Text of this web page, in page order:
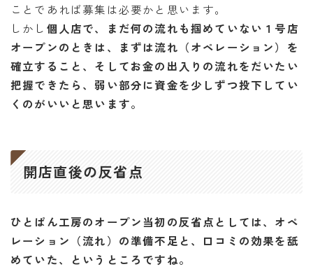
ことであれば募集は必要かと思います。
しかし 個人店で、まだ何の流れも掴めていない１号店
オープンのときは、まずは流れ（オペレーション）を
確立すること、そしてお金の出入りの流れをだいたい
把握できたら、弱い部分に資金を少しずつ投下してい
くのがいいと思います。
開店直後の反省点
ひとぱん工房のオープン当初の反省点としては、オペ
レーション（流れ）の準備不足と、口コミの効果を舐
めていた、というところですね。